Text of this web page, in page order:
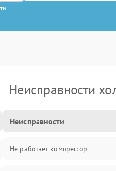
Неисправности
Неисправности
Не работает компрессор